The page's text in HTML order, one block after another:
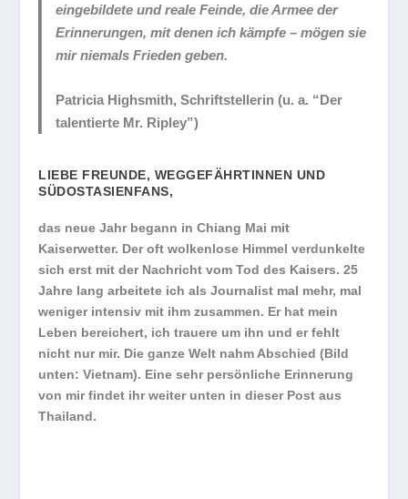
eingebildete und reale Feinde, die Armee der
Erinnerungen, mit denen ich kämpfe – mögen sie
mir niemals Frieden geben.
Patricia Highsmith, Schriftstellerin (u. a. “Der
talentierte Mr. Ripley”)
LIEBE FREUNDE, WEGGEFÄHRTINNEN UND
SÜDOSTASIENFANS,
das neue Jahr begann in Chiang Mai mit
Kaiserwetter. Der oft wolkenlose Himmel verdunkelte
sich erst mit der Nachricht vom Tod des Kaisers. 25
Jahre lang arbeitete ich als Journalist mal mehr, mal
weniger intensiv mit ihm zusammen. Er hat mein
Leben bereichert, ich trauere um ihn und er fehlt
nicht nur mir. Die ganze Welt nahm Abschied (Bild
unten: Vietnam). Eine sehr persönliche Erinnerung
von mir findet ihr weiter unten in dieser Post aus
Thailand.